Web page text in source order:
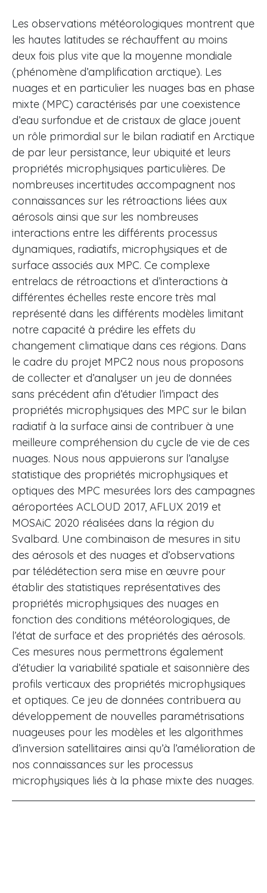
Les observations météorologiques montrent que
les hautes latitudes se réchauffent au moins
deux fois plus vite que la moyenne mondiale
(phénomène d’amplification arctique). Les
nuages et en particulier les nuages bas en phase
mixte (MPC) caractérisés par une coexistence
d’eau surfondue et de cristaux de glace jouent
un rôle primordial sur le bilan radiatif en Arctique
de par leur persistance, leur ubiquité et leurs
propriétés microphysiques particulières. De
nombreuses incertitudes accompagnent nos
connaissances sur les rétroactions liées aux
aérosols ainsi que sur les nombreuses
interactions entre les différents processus
dynamiques, radiatifs, microphysiques et de
surface associés aux MPC. Ce complexe
entrelacs de rétroactions et d’interactions à
différentes échelles reste encore très mal
représenté dans les différents modèles limitant
notre capacité à prédire les effets du
changement climatique dans ces régions. Dans
le cadre du projet MPC2 nous nous proposons
de collecter et d’analyser un jeu de données
sans précédent afin d’étudier l’impact des
propriétés microphysiques des MPC sur le bilan
radiatif à la surface ainsi de contribuer à une
meilleure compréhension du cycle de vie de ces
nuages. Nous nous appuierons sur l’analyse
statistique des propriétés microphysiques et
optiques des MPC mesurées lors des campagnes
aéroportées ACLOUD 2017, AFLUX 2019 et
MOSAiC 2020 réalisées dans la région du
Svalbard. Une combinaison de mesures in situ
des aérosols et des nuages et d’observations
par télédétection sera mise en œuvre pour
établir des statistiques représentatives des
propriétés microphysiques des nuages en
fonction des conditions météorologiques, de
l’état de surface et des propriétés des aérosols.
Ces mesures nous permettrons également
d’étudier la variabilité spatiale et saisonnière des
profils verticaux des propriétés microphysiques
et optiques. Ce jeu de données contribuera au
développement de nouvelles paramétrisations
nuageuses pour les modèles et les algorithmes
d’inversion satellitaires ainsi qu’à l’amélioration de
nos connaissances sur les processus
microphysiques liés à la phase mixte des nuages.